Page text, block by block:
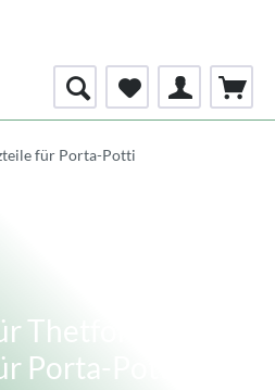
für Porta-Potti
Thetford,
Porta-Potti